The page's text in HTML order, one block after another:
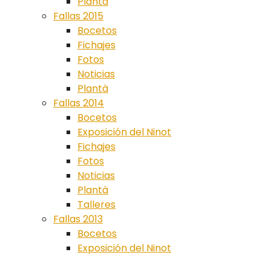
Fallas 2015
Bocetos
Fichajes
Fotos
Noticias
Plantà
Fallas 2014
Bocetos
Exposición del Ninot
Fichajes
Fotos
Noticias
Plantà
Talleres
Fallas 2013
Bocetos
Exposición del Ninot